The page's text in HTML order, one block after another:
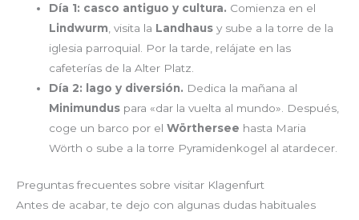
Día 1: casco antiguo y cultura. Comienza en el
Lindwurm , visita la Landhaus y sube a la torre de la
iglesia parroquial. Por la tarde, relájate en las
cafeterías de la Alter Platz.
Día 2: lago y diversión. Dedica la mañana al
Minimundus para «dar la vuelta al mundo». Después,
coge un barco por elWörthersee hasta Maria
Wörth o sube a la torre Pyramidenkogel al atardecer.
Preguntas frecuentes sobre visitar Klagenfurt
Antes de acabar, te dejo con algunas dudas habituales